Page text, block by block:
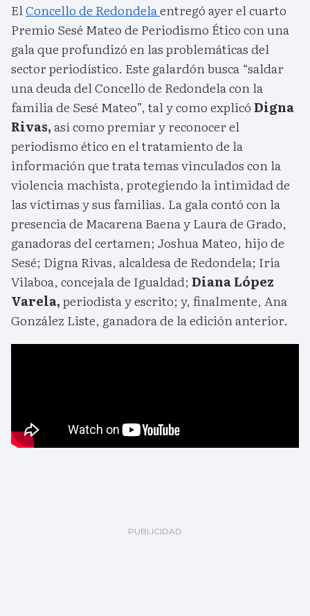
ElConcello de Redondelaentregó ayer el cuarto
Premio Sesé Mateo de Periodismo Ético con una
gala que profundizó en las problemáticas del
sector periodístico. Este galardón busca “saldar
una deuda del Concello de Redondela con la
familia de Sesé Mateo”, tal y como explicóDigna
Rivas,así como premiar y reconocer el
periodismo ético en el tratamiento de la
información que trata temas vinculados con la
violencia machista, protegiendo la intimidad de
las víctimas y sus familias. La gala contó con la
presencia de Macarena Baena y Laura de Grado,
ganadoras del certamen; Joshua Mateo, hijo de
Sesé; Digna Rivas, alcaldesa de Redondela; Iria
Vilaboa, concejala de Igualdad; Diana López
Varela,periodista y escrito; y, finalmente, Ana
González Liste, ganadora de la edición anterior.